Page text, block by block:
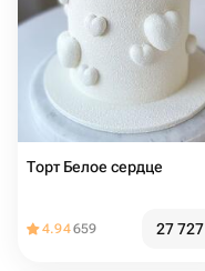
Торт Белое сердце
4.94659 27 727